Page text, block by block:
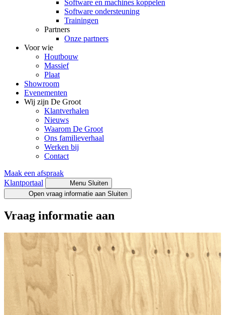
Software en machines koppelen
Software ondersteuning
Trainingen
Partners
Onze partners
Voor wie
Houtbouw
Massief
Plaat
Showroom
Evenementen
Wij zijn De Groot
Klantverhalen
Nieuws
Waarom De Groot
Ons familieverhaal
Werken bij
Contact
Maak een afspraak
Klantportaal
Menu Sluiten
Open vraag informatie aan Sluiten
Vraag informatie aan